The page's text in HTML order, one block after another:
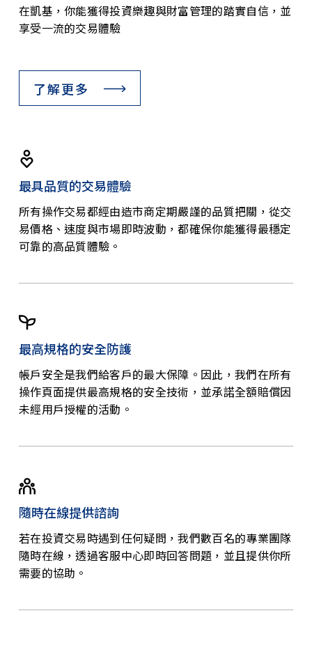
在凱基，你能獲得投資樂趣與財富管理的踏實自信，並
享受一流的交易體驗
了解更多
最具品質的交易體驗
所有操作交易都經由造市商定期嚴謹的品質把關，從交
易價格、速度與市場即時波動，都確保你能獲得最穩定
可靠的高品質體驗。
最高規格的安全防護
帳戶安全是我們給客戶的最大保障。因此，我們在所有
操作頁面提供最高規格的安全技術，並承諾全額賠償因
未經用戶授權的活動。
隨時在線提供諮詢
若在投資交易時遇到任何疑問，我們數百名的專業團隊
隨時在線，透過客服中心即時回答問題，並且提供你所
需要的協助。